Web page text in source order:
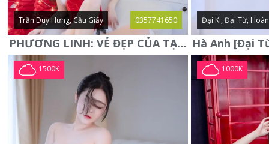
Trần Duy Hưng, Cầu Giấy 0357741650
PHƯƠNG LINH: VẺ ĐẸP CỦA TẠO HÓA, XINH ĐẸP, SEXY, QUYỄN RŨ
Đại Ki, Đại Từ,
1500K 1000K